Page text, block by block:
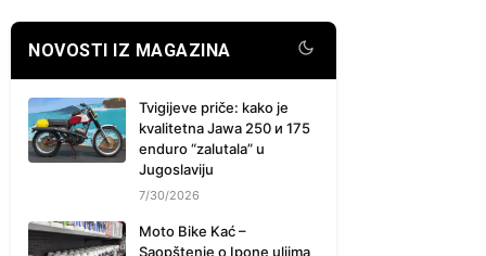
NOVOSTI IZ MAGAZINA
Tvigijeve priče: kako je
kvalitetna Jawa 250 и 175
enduro “zalutala” u
Jugoslaviju
7/30/2026
Moto Bike Kać –
Saopštenje o Ipone uljima